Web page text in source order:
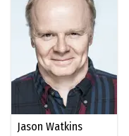
Jason Watkins